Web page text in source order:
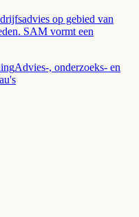
op gebied van
SAM vormt een
Advies-, onderzoeks- en